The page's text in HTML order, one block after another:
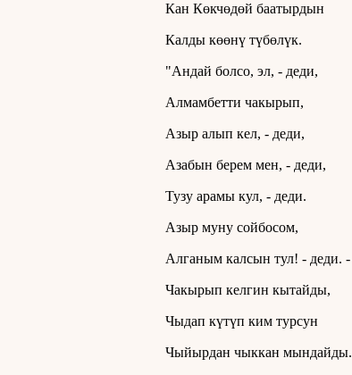
Кан Көкчөдөй баатырдын
Калды көөнү түбөлүк.
"Андай болсо, эл, - деди,
Алмамбетти чакырып,
Азыр алып кел, - деди,
Азабын берем мен, - деди,
Тузу арамы кул, - деди.
Азыр муну сойбосом,
Алганым калсын тул! - деди. -
Чакырып келгин кытайды,
Чыдап күтүп ким турсун
Чыйырдан чыккан мындайды.